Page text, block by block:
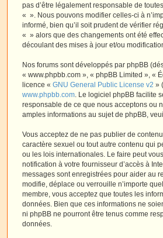
pas d’être légalement responsable de
« ». Nous pouvons modifier celles-ci à
informé, bien qu’il soit prudent de vérifier
« » alors que des changements ont été
découlant des mises à jour et/ou
Nos forums sont développés par phpBB
« www.phpbb.com », « phpBB Limited », «
licence « GNU General Public License v2 »
www.phpbb.com. Le logiciel phpBB facilite
responsable de ce que nous acceptons ou
amples informations au sujet de phpBB,
Vous acceptez de ne pas publier de
caractère sexuel ou tout autre contenu qui
ou les lois internationales. Le faire peut
notification à votre fournisseur d’accès à
messages sont enregistrées pour aider au
modifie, déplace ou verrouille n’importe
membre, vous acceptez que toutes les
données. Bien que ces informations ne
ni phpBB ne pourront être tenus comme
données.